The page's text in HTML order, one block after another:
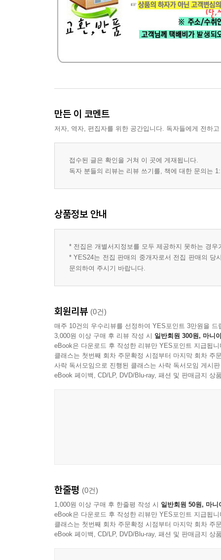
만든 이 코멘트
저자, 역자, 편집자를 위한 공간입니다. 독자들에게 전하
접수된 글은 확인을 거쳐 이 곳에 게재됩니다.
독자 분들의 리뷰는 리뷰 쓰기를, 책에 대한 문의는
상품정보 안내
* 전집은 개별서지정보를 모두 제공하지 못하는 경
* YES24는 전집 판매의 중개자로서 전집 판매의 당
문의하여 주시기 바랍니다.
회원리뷰 (0건)
매주 10건의 우수리뷰를 선정하여 YES포인트 3만원을 드
3,000원 이상 구매 후 리뷰 작성 시 일반회원 300원, 마니
eBook은 다운로드 후 작성한 리뷰만 YES포인트 지급됩니
클래스는 첫번째 회차 주문확정 시점부터 마지막 회차 주
사락 독서모임으로 진행된 클래스는 사락 독서모임 게시
eBook 페이백, CD/LP, DVD/Blu-ray, 패션 및 판매금지 상
한줄평 (0건)
1,000원 이상 구매 후 한줄평 작성 시 일반회원 50원, 마니
eBook은 다운로드 후 작성한 리뷰만 YES포인트 지급됩니
클래스는 첫번째 회차 주문확정 시점부터 마지막 회차 주
eBook 페이백, CD/LP, DVD/Blu-ray, 패션 및 판매금지 상